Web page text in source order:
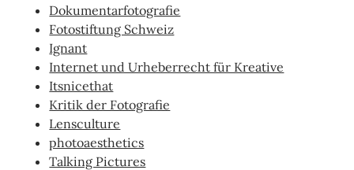
Dokumentarfotografie
Fotostiftung Schweiz
Ignant
Internet und Urheberrecht für Kreative
Itsnicethat
Kritik der Fotografie
Lensculture
photoaesthetics
Talking Pictures